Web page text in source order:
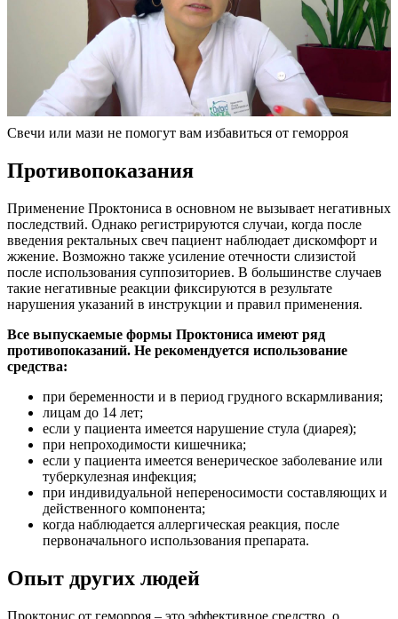
Свечи или мази не помогут вам избавиться от геморроя
Противопоказания
Применение Проктониса в основном не вызывает негативных
последствий. Однако регистрируются случаи, когда после
введения ректальных свеч пациент наблюдает дискомфорт и
жжение. Возможно также усиление отечности слизистой
после использования суппозиториев. В большинстве случаев
такие негативные реакции фиксируются в результате
нарушения указаний в инструкции и правил применения.
Все выпускаемые формы Проктониса имеют ряд
противопоказаний. Не рекомендуется использование
средства:
при беременности и в период грудного вскармливания;
лицам до 14 лет;
если у пациента имеется нарушение стула (диарея);
при непроходимости кишечника;
если у пациента имеется венерическое заболевание или
туберкулезная инфекция;
при индивидуальной непереносимости составляющих и
действенного компонента;
когда наблюдается аллергическая реакция, после
первоначального использования препарата.
Опыт других людей
Проктонис от геморроя – это эффективное средство, о